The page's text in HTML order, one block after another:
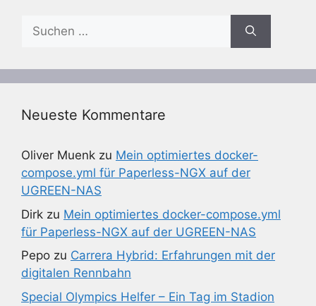
Suchen
nach:
Neueste Kommentare
Oliver Muenk zu Mein optimiertes docker-
compose.yml für Paperless-NGX auf der
UGREEN-NAS
Dirk zu Mein optimiertes docker-compose.yml
für Paperless-NGX auf der UGREEN-NAS
Pepo zu Carrera Hybrid: Erfahrungen mit der
digitalen Rennbahn
Special Olympics Helfer – Ein Tag im Stadion